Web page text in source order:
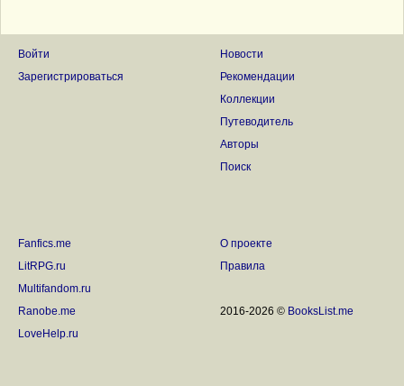
Войти
Зарегистрироваться
Новости
Рекомендации
Коллекции
Путеводитель
Авторы
Поиск
Fanfics.me
LitRPG.ru
Multifandom.ru
Ranobe.me
LoveHelp.ru
О проекте
Правила
2016-2026 © BooksList.me